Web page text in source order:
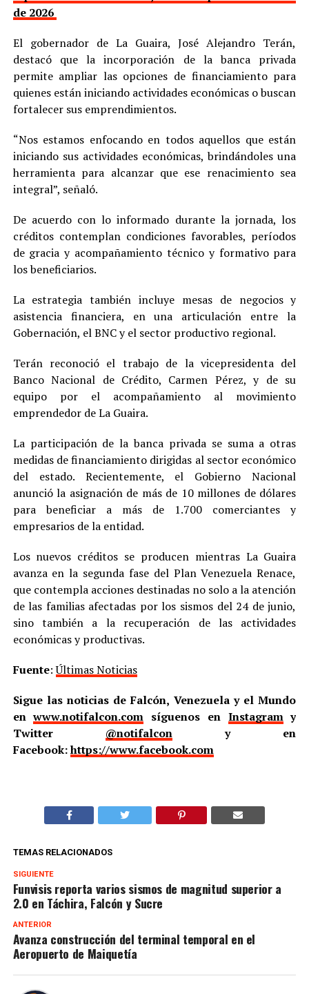
de 2026
El gobernador de La Guaira, José Alejandro Terán,
destacó que la incorporación de la banca privada
permite ampliar las opciones de financiamiento para
quienes están iniciando actividades económicas o buscan
fortalecer sus emprendimientos.
“Nos estamos enfocando en todos aquellos que están
iniciando sus actividades económicas, brindándoles una
herramienta para alcanzar que ese renacimiento sea
integral”, señaló.
De acuerdo con lo informado durante la jornada, los
créditos contemplan condiciones favorables, períodos
de gracia y acompañamiento técnico y formativo para
los beneficiarios.
La estrategia también incluye mesas de negocios y
asistencia financiera, en una articulación entre la
Gobernación, el BNC y el sector productivo regional.
Terán reconoció el trabajo de la vicepresidenta del
Banco Nacional de Crédito, Carmen Pérez, y de su
equipo por el acompañamiento al movimiento
emprendedor de La Guaira.
La participación de la banca privada se suma a otras
medidas de financiamiento dirigidas al sector económico
del estado. Recientemente, el Gobierno Nacional
anunció la asignación de más de 10 millones de dólares
para beneficiar a más de 1.700 comerciantes y
empresarios de la entidad.
Los nuevos créditos se producen mientras La Guaira
avanza en la segunda fase del Plan Venezuela Renace,
que contempla acciones destinadas no solo a la atención
de las familias afectadas por los sismos del 24 de junio,
sino también a la recuperación de las actividades
económicas y productivas.
Fuente:Últimas Noticias
Sigue las noticias de Falcón, Venezuela y el Mundo
enwww.notifalcon.com síguenos en Instagramy
Twitter @notifalcony en
Facebook:https://www.facebook.com
TEMAS RELACIONADOS
SIGUIENTE
Funvisis reporta varios sismos de magnitud superior a
2.0 en Táchira, Falcón y Sucre
ANTERIOR
Avanza construcción del terminal temporal en el
Aeropuerto de Maiquetía